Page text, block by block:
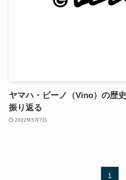
ヤマハ・ビーノ（Vino）の歴
振り返る
2022年5月7日
1